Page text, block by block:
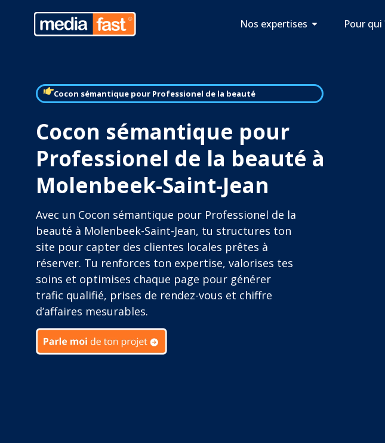
Nos expertises Pour qui
Cocon sémantique pour Professionel de la beauté
Cocon sémantique pour
Professionel de la beauté à
Molenbeek-Saint-Jean
Avec un Cocon sémantique pour Professionel de la
beauté à Molenbeek-Saint-Jean, tu structures ton
site pour capter des clientes locales prêtes à
réserver. Tu renforces ton expertise, valorises tes
soins et optimises chaque page pour générer
trafic qualifié, prises de rendez-vous et chiffre
d’affaires mesurables.